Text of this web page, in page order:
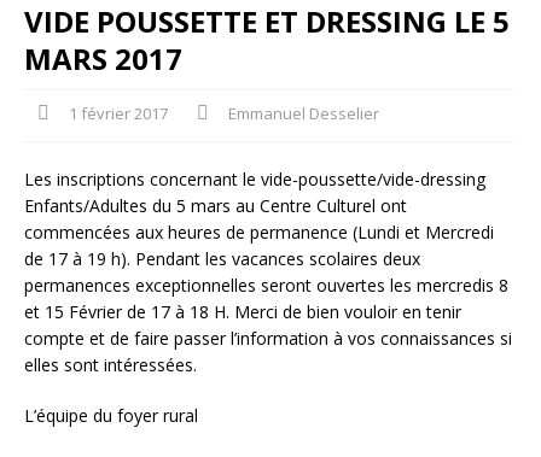
VIDE POUSSETTE ET DRESSING LE 5
MARS 2017
1 février 2017 Emmanuel Desselier
Les inscriptions concernant le vide-poussette/vide-dressing
Enfants/Adultes du 5 mars au Centre Culturel ont
commencées aux heures de permanence (Lundi et Mercredi
de 17 à 19 h). Pendant les vacances scolaires deux
permanences exceptionnelles seront ouvertes les mercredis 8
et 15 Février de 17 à 18 H. Merci de bien vouloir en tenir
compte et de faire passer l’information à vos connaissances si
elles sont intéressées.
L’équipe du foyer rural